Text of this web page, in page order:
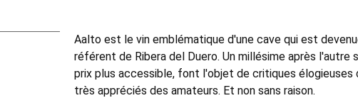
Aalto est le vin emblématique d'une cave qui est
référent de Ribera del Duero. Un millésime après l'autre
prix plus accessible, font l'objet de critiques
très appréciés des amateurs. Et non sans raison.